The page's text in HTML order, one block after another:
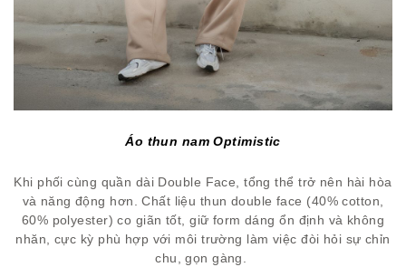
Áo thun nam Optimistic
Khi phối cùng quần dài Double Face, tổng thể trở nên hài hòa
và năng động hơn. Chất liệu thun double face (40% cotton,
60% polyester) co giãn tốt, giữ form dáng ổn định và không
nhăn, cực kỳ phù hợp với môi trường làm việc đòi hỏi sự chỉn
chu, gọn gàng.